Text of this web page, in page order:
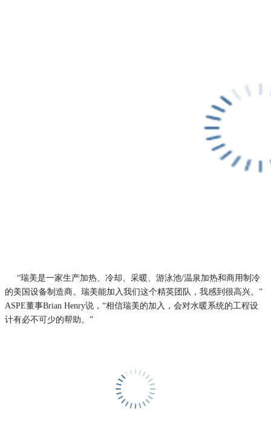
“瑞美是一家生产加热、冷却、采暖、游泳池/温泉加热和商用制冷
的美国设备制造商。瑞美能加入我们这个精英团队，我感到很高兴。”
ASPE董事Brian Henry说，“相信瑞美的加入，会对水暖系统的工程设
计有必不可少的帮助。”